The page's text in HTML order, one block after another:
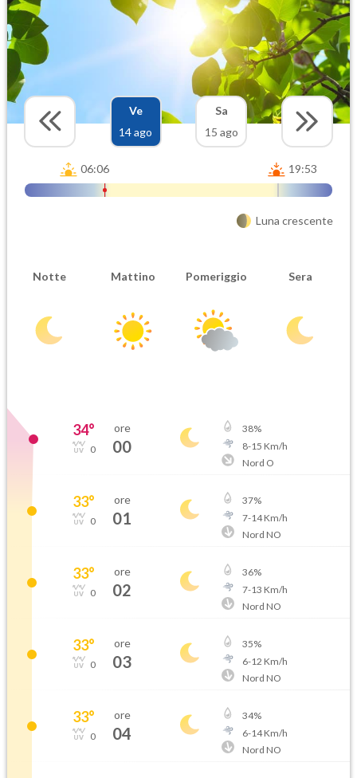
Ve
14 ago
Sa
15 ago
06:06 19:53
Luna crescente
Notte Mattino Pomeriggio Sera
34°
0
ore
00
38%
8-15 Km/h
Nord O
33°
0
ore
01
37%
7-14Km/h
Nord NO
33°
0
ore
02
36%
7-13 Km/h
Nord NO
33°
0
ore
03
35%
6-12 Km/h
Nord NO
33°
0
ore
04
34%
6-14Km/h
Nord NO